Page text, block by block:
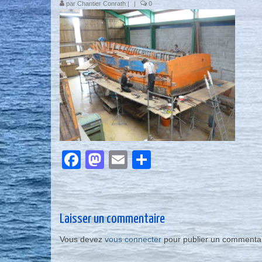
par Chantier Conrath | | 0
Facebook
Mastodon
EmailPartager
Laisser un commentaire
Vous devez vous connecter pour publier un